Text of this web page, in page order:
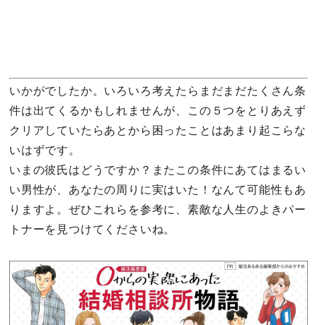
いかがでしたか。いろいろ考えたらまだまだたくさん条
件は出てくるかもしれませんが、この５つをとりあえず
クリアしていたらあとから困ったことはあまり起こらな
いはずです。
いまの彼氏はどうですか？またこの条件にあてはまるい
い男性が、あなたの周りに実はいた！なんて可能性もあ
りますよ。ぜひこれらを参考に、素敵な人生のよきパー
トナーを見つけてくださいね。